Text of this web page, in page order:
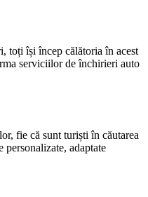
toți își încep călătoria în acest
serviciilor de închirieri auto
fie că sunt turiști în căutarea
adaptate